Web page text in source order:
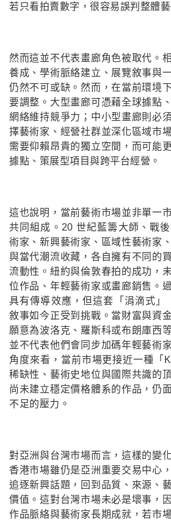
若只看拍賣數字，很容易誤判整體
然而這並不代表畫廊角色被取代。
養成、學術脈絡建立、展覽敘事與
仍然不可或缺。然而，在當前環境
要調整。大型畫廊可憑藉全球據點
網絡維持競爭力；中小型畫廊則必
擇藝術家、經營社群並深化區域市
需要仰賴昂貴的獨立空間，而可能
據點、策展型項目與跨平台經營。
這也說明，當前藝術市場並非單一
共同組成。20 世紀藍籌大師、戰
術家、新興藝術家、區域性藝術家
與當代潮流收藏，各自擁有不同的
流動性。紐約與倫敦春拍的成功，
位作品、年輕藝術家或畫廊銷售。
具有傳導效應，但這套「涓滴式」
敘事如今正受到挑戰。當財富與資
願意為波洛克、羅斯科或布朗庫西
並不代表他們會同步加碼年輕藝術
角度來看，當前市場更接近一種「
稀缺性、藝術史地位與國際共識的
尚未建立穩定價格體系的作品，仍
不足的壓力。
對亞洲與台灣市場而言，這樣的變
香港市場雖仍是亞洲重要交易中心
追逐新興話題，回到品質、來源、
價值。這對台灣市場未必是壞事，
作品脈絡與藝術家長期成就，若市